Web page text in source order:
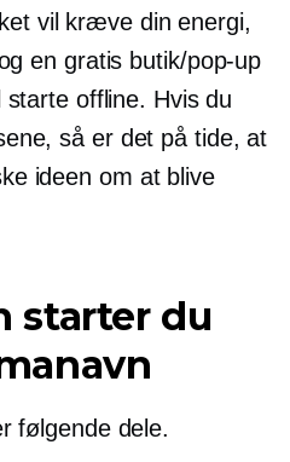
vil kræve din energi,
en gratis butik/pop-up
offline. Hvis du
så er det på tide, at
ideen om at blive
starter du
følgende dele.